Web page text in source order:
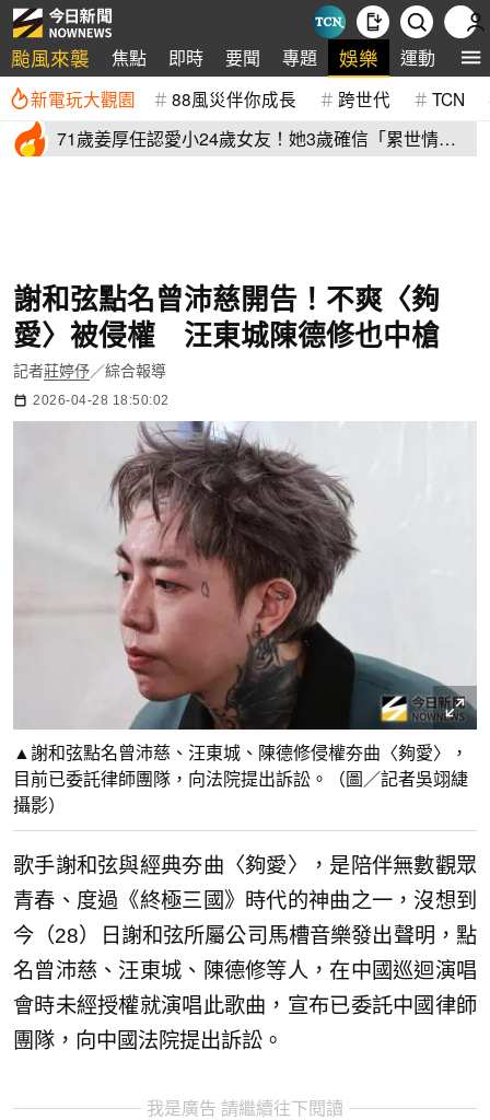
颱風來襲 焦點 即時 要聞 專題 娛樂 運動 全
新電玩大觀園 88風災伴你成長 跨世代 TCN
71歲姜厚任認愛小24歲女友！她3歲確信「累世情
謝和弦點名曾沛慈開告！不爽〈夠
愛〉被侵權 汪東城陳德修也中槍
記者莊婷伃／綜合報導
2026-04-28 18:50:02
▲謝和弦點名曾沛慈、汪東城、陳德修侵權夯曲〈夠愛〉，
目前已委託律師團隊，向法院提出訴訟。（圖／記者吳翊緁
攝影）
歌手謝和弦與經典夯曲〈夠愛〉，是陪伴無數觀眾
青春、度過《終極三國》時代的神曲之一，沒想到
今（28）日謝和弦所屬公司馬槽音樂發出聲明，點
名曾沛慈、汪東城、陳德修等人，在中國巡迴演唱
會時未經授權就演唱此歌曲，宣布已委託中國律師
團隊，向中國法院提出訴訟。
我是廣告 請繼續往下閱讀